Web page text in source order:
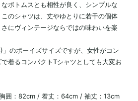
ボトムスとも相性が良く、シンプルな
のシャツは、丈やゆとりに若干の個体
にヴィンテージならではの味わいを楽
のボーイズサイズですが、女性がコン
着るコンパクトTシャツとしても大変お
囲：82cm / 着丈：64cm / 袖丈：13cm